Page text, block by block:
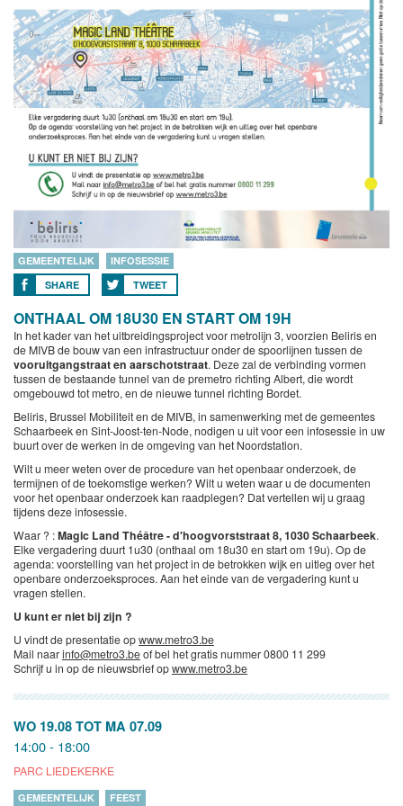
GEMEENTELIJK
INFOSESSIE
SHARE
TWEET
ONTHAAL OM 18U30 EN START OM 19H
In het kader van het uitbreidingsproject voor metrolijn 3, voorzien Beliris en
de MIVB de bouw van een infrastructuur onder de spoorlijnen tussen de
vooruitgangstraat en aarschotstraat. Deze zal de verbinding vormen
tussen de bestaande tunnel van de premetro richting Albert, die wordt
omgebouwd tot metro, en de nieuwe tunnel richting Bordet.
Beliris, Brussel Mobiliteit en de MIVB, in samenwerking met de gemeentes
Schaarbeek en Sint-Joost-ten-Node, nodigen u uit voor een infosessie in uw
buurt over de werken in de omgeving van het Noordstation.
Wilt u meer weten over de procedure van het openbaar onderzoek, de
termijnen of de toekomstige werken? Wilt u weten waar u de documenten
voor het openbaar onderzoek kan raadplegen? Dat vertellen wij u graag
tijdens deze infosessie.
Waar ? :Magic Land Théâtre - d'hoogvorststraat 8, 1030 Schaarbeek.
Elke vergadering duurt 1u30 (onthaal om 18u30 en start om 19u). Op de
agenda: voorstelling van het project in de betrokken wijk en uitleg over het
openbare onderzoeksproces. Aan het einde van de vergadering kunt u
vragen stellen.
U kunt er niet bij zijn ?
U vindt de presentatie opwww.metro3.be
Mail naarinfo@metro3.beof bel het gratis nummer 0800 11 299
Schrijf u in op de nieuwsbrief opwww.metro3.be
WO 19.08 TOT MA 07.09
14:00 - 18:00
PARC LIEDEKERKE
GEMEENTELIJK FEEST